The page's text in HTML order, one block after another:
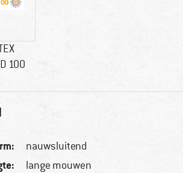
100
nauwsluitend
lange mouwen